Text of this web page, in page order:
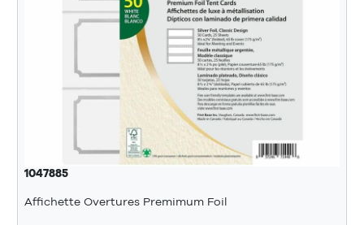
1047885
Affichette Overtures Premimum Foil